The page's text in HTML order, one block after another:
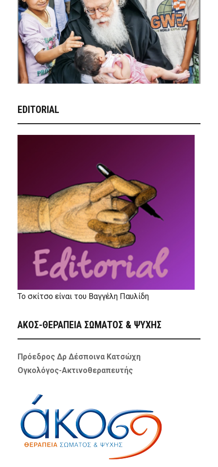
EDITORIAL
Το σκίτσο είναι του Βαγγέλη Παυλίδη
ΑΚΟΣ-ΘΕΡΑΠΕΙΑ ΣΩΜΑΤΟΣ & ΨΥΧΗΣ
Πρόεδρος Δρ Δέσποινα Κατσώχη
Ογκολόγος-Ακτινοθεραπευτής